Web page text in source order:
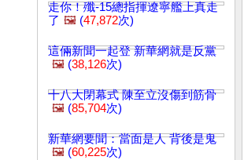
走你！殲-15總指揮遼寧艦上真走
了 🖼️ (47,872次)
這倆新聞一起登 新華網就是反黨
🖼️ (38,126次)
十八大閉幕式 陳至立沒傷到筋骨
🖼️ (85,704次)
新華網要聞：當面是人 背後是鬼
🖼️ (60,225次)